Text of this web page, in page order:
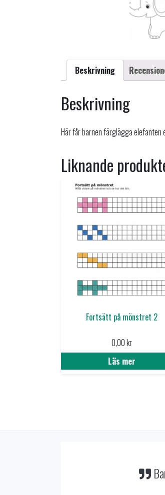
Beskrivning
Beskrivning
Här får barnen färglägga
Liknande
Fortsätt på mönstret 2
0,00kr
Läs mer